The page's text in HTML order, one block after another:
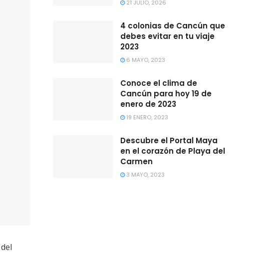
21 JULIO, 2026
4 colonias de Cancún que
debes evitar en tu viaje
2023
6 MAYO, 2023
Conoce el clima de
Cancún para hoy 19 de
enero de 2023
19 ENERO, 2023
Descubre el Portal Maya
en el corazón de Playa del
Carmen
3 MAYO, 2023